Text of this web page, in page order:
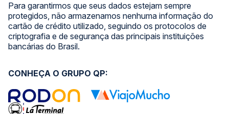
Para garantirmos que seus dados estejam sempre
protegidos, não armazenamos nenhuma informação do
cartão de crédito utilizado, seguindo os protocolos de
criptografia e de segurança das principais instituições
bancárias do Brasil.
CONHEÇA O GRUPO QP: